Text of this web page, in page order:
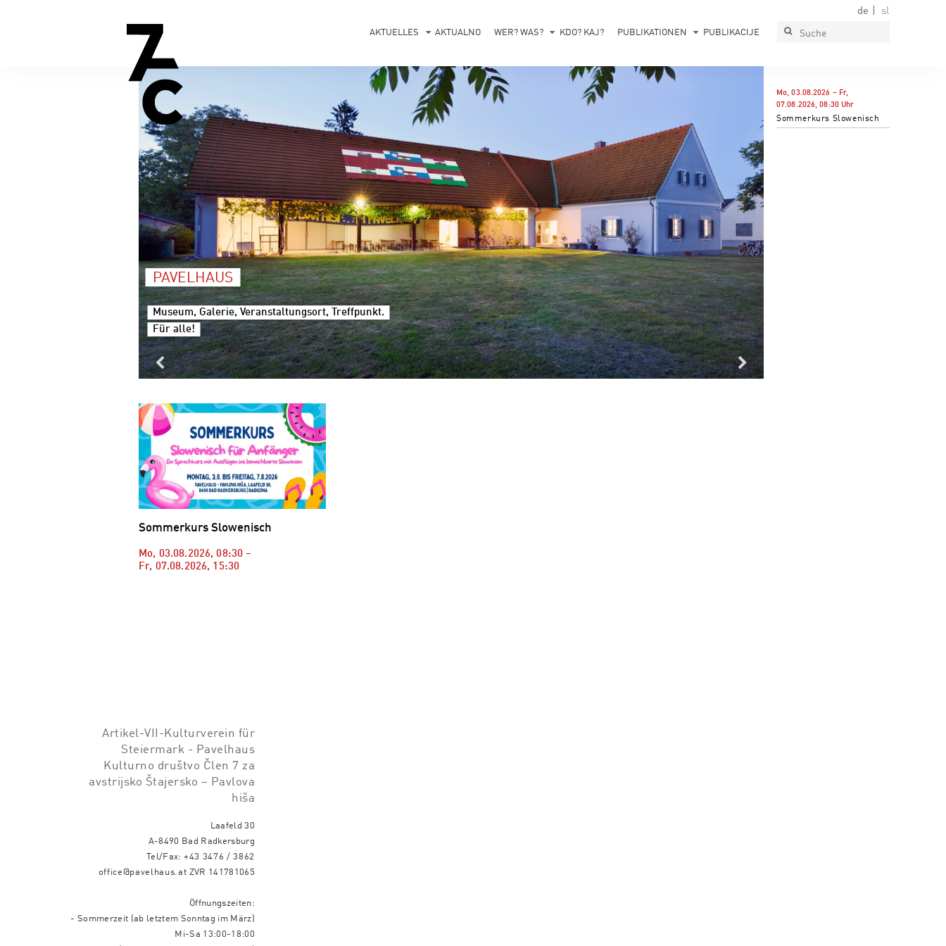
de sl
AKTUELLES AKTUALNO WER? WAS? KDO? KAJ? PUBLIKATIONEN PUBLIKACIJE
PAVELHAUS
Museum, Galerie, Veranstaltungsort, Treffpunkt.
Für alle!
Mo, 03.08.2026 – Fr,
07.08.2026,08:30 Uhr
Sommerkurs Slowenisch
Sommerkurs Slowenisch
Mo, 03.08.2026, 08:30 –
Fr, 07.08.2026, 15:30
Artikel-VII-Kulturverein für
Steiermark - Pavelhaus
Kulturno društvo Člen 7 za
avstrijsko Štajersko – Pavlova
hiša
Laafeld 30
A-8490 Bad Radkersburg
Tel/Fax:+43 3476 / 3862
office@pavelhaus.at ZVR 141781065
Öffnungszeiten:
- Sommerzeit (ab letztem Sonntag im März)
Mi-Sa 13:00-18:00